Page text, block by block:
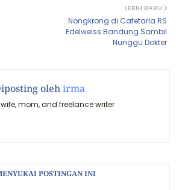
LEBIH BARU
Nongkrong di Cafetaria RS
Edelweiss Bandung Sambil
Nunggu Dokter
olehirma
wife, mom, and freelance writer
POSTINGAN INI